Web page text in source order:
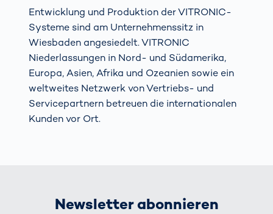
Entwicklung und Produktion der VITRONIC-
Systeme sind am Unternehmenssitz in
Wiesbaden angesiedelt. VITRONIC
Niederlassungen in Nord- und Südamerika,
Europa, Asien, Afrika und Ozeanien sowie ein
weltweites Netzwerk von Vertriebs- und
Servicepartnern betreuen die internationalen
Kunden vor Ort.
Newsletter abonnieren